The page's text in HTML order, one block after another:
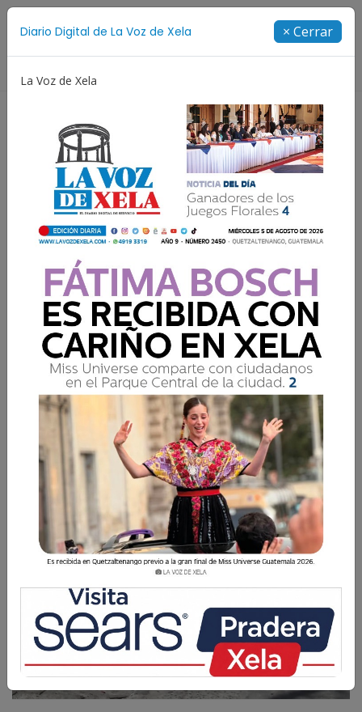
Diario Digital de La Voz de Xela × Cerrar
La Voz de Xela
de Bandas 2026
14,500 toneladas de
basura se generan en el
departamento cada mes
La Voz de Xela · Redacción 13 Diciembre 2019 06:00